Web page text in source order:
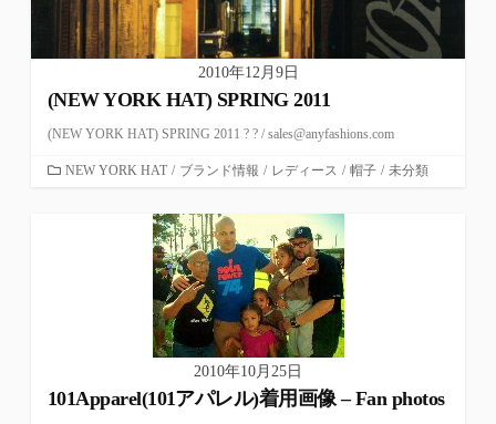
2010年12月9日
(NEW YORK HAT) SPRING 2011
(NEW YORK HAT) SPRING 2011 ? ? / sales@anyfashions.com
カ
NEW YORK HAT / ブランド情報 / レディース / 帽子 / 未分類
2010年10月25日
101Apparel(101アパレル)着用画像 – Fan photos